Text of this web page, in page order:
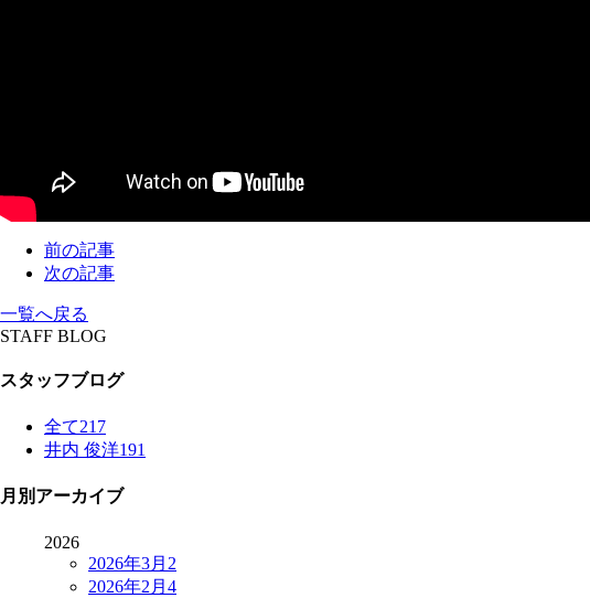
前の記事
次の記事
一覧へ戻る
STAFF BLOG
スタッフブログ
全て217
井内 俊洋191
月別アーカイブ
2026
2026年3月 2
2026年2月 4